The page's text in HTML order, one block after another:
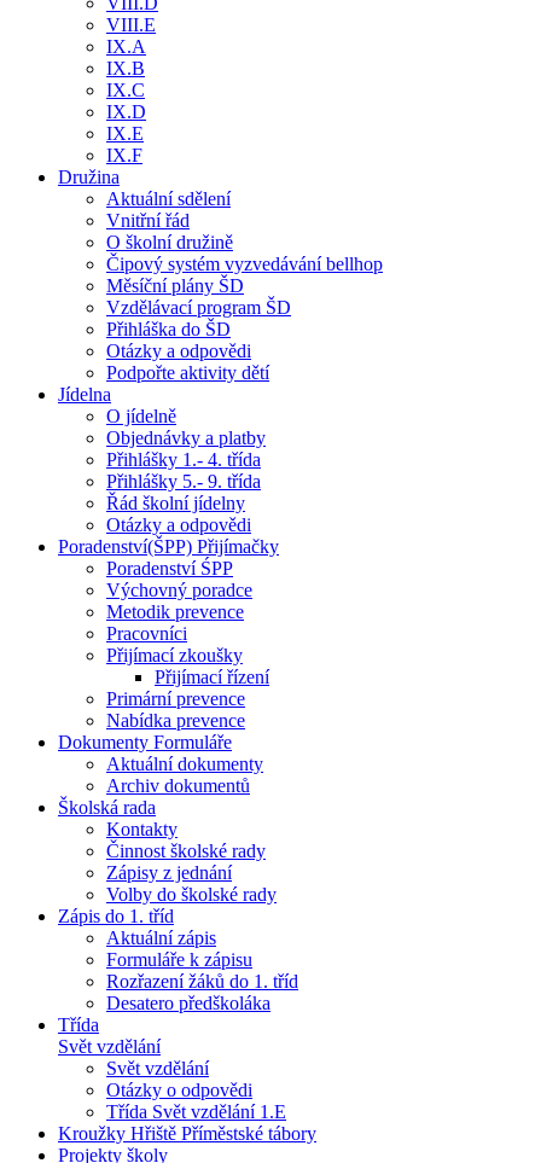
VIII.E
IX.A
IX.B
IX.C
IX.D
IX.E
IX.F
Družina
Aktuální sdělení
Vnitřní řád
O školní družině
Čipový systém vyzvedávání bellhop
Měsíční plány ŠD
Vzdělávací program ŠD
Přihláška do ŠD
Otázky a odpovědi
Podpořte aktivity dětí
Jídelna
O jídelně
Objednávky a platby
Přihlášky 1.- 4. třída
Přihlášky 5.- 9. třída
Řád školní jídelny
Otázky a odpovědi
Poradenství(ŠPP) Přijímačky
Poradenství ŚPP
Výchovný poradce
Metodik prevence
Pracovníci
Přijímací zkoušky
Přijímací řízení
Primární prevence
Nabídka prevence
Dokumenty Formuláře
Aktuální dokumenty
Archiv dokumentů
Školská rada
Kontakty
Činnost školské rady
Zápisy z jednání
Volby do školské rady
Zápis do 1. tříd
Aktuální zápis
Formuláře k zápisu
Rozřazení žáků do 1. tříd
Desatero předškoláka
Třída
Svět vzdělání
Svět vzdělání
Otázky o odpovědi
Třída Svět vzdělání 1.E
Kroužky Hřiště Příměstské tábory
Projekty školy